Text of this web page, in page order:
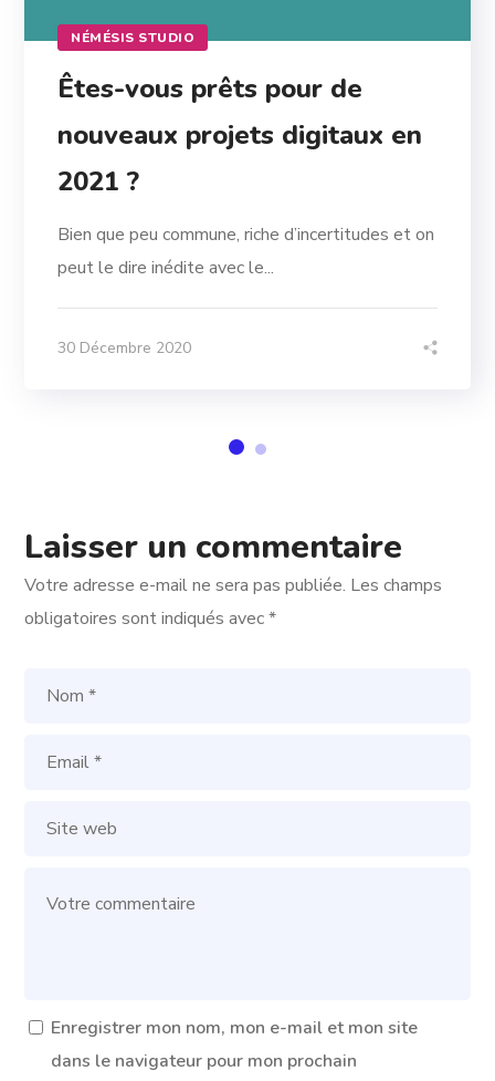
NÉMÉSIS STUDIO
Êtes-vous prêts pour de
nouveaux projets digitaux en
2021 ?
Bien que peu commune, riche d’incertitudes et on
peut le dire inédite avec le...
30 Décembre 2020
Laisser un commentaire
Votre adresse e-mail ne sera pas publiée. Les champs
obligatoires sont indiqués avec*
Enregistrer mon nom, mon e-mail et mon site
dans le navigateur pour mon prochain